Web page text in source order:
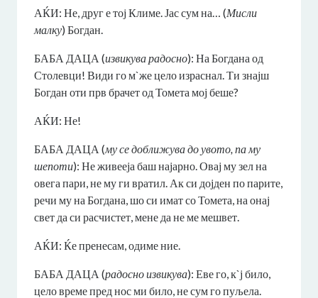
АЌИ: Не, друг е тој Климе. Јас сум на… (Мисли
малку) Богдан.
БАБА ДАЦА (извикува радосно): На Богдана од
Столевци! Види го м`же цело израснал. Ти знајш
Богдан оти прв брачет од Томета мој беше?
АЌИ: Не!
БАБА ДАЦА (му се доближува до увото, па му
шепоти): Не живееја баш најарно. Овај му зел на
овега пари, не му ги вратил. Ак си дојден по парите,
речи му на Богдана, шо си имат со Томета, на онај
свет да си расчистет, мене да не ме мешвет.
АЌИ: Ќе пренесам, одиме ние.
БАБА ДАЦА (радосно извикува): Еве го, к`ј било,
цело време пред нос ми било, не сум го пуљела.